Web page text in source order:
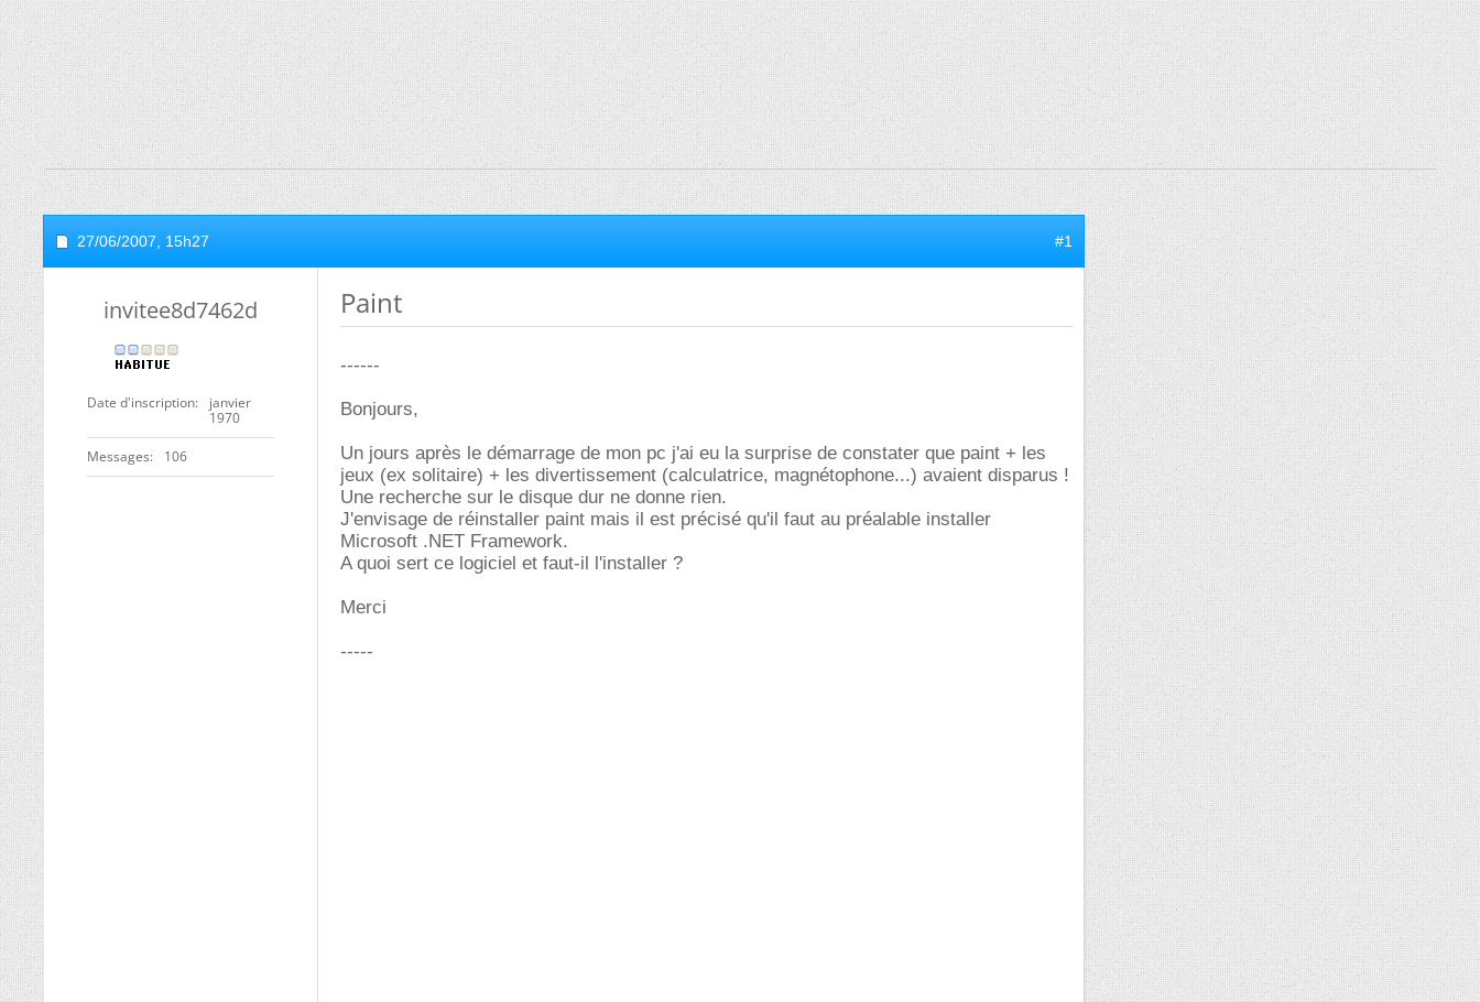
27/06/2007, 15h27 #1
invitee8d7462d
Date d'inscription
janvier
1970
Messages 106
Paint
------
Bonjours,
Un jours après le démarrage de mon pc j'ai eu la surprise de constater que paint + les
jeux (ex solitaire) + les divertissement (calculatrice, magnétophone...) avaient disparus !
Une recherche sur le disque dur ne donne rien.
J'envisage de réinstaller paint mais il est précisé qu'il faut au préalable installer
Microsoft .NET Framework.
A quoi sert ce logiciel et faut-il l'installer ?
Merci
-----